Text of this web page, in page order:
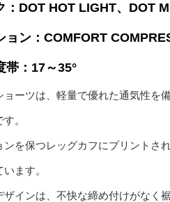
：DOT HOT LIGHT、DOT
ョン：COMFORT
帯：17～35°
ョーツは、軽量で優れた通気性を
。
ンを保つレッグカフにプリントさ
ます。
インは、不快な締め付けがなく